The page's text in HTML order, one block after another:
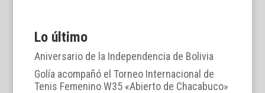
Lo último
Aniversario de la Independencia de Bolivia
Golía acompañó el Torneo Internacional de
Tenis Femenino W35 «Abierto de Chacabuco»